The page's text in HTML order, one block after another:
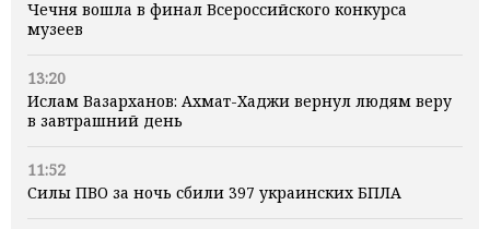
Чечня вошла в финал Всероссийского конкурса
музеев
13:20
Ислам Вазарханов: Ахмат-Хаджи вернул людям веру
в завтрашний день
11:52
Силы ПВО за ночь сбили 397 украинских БПЛА